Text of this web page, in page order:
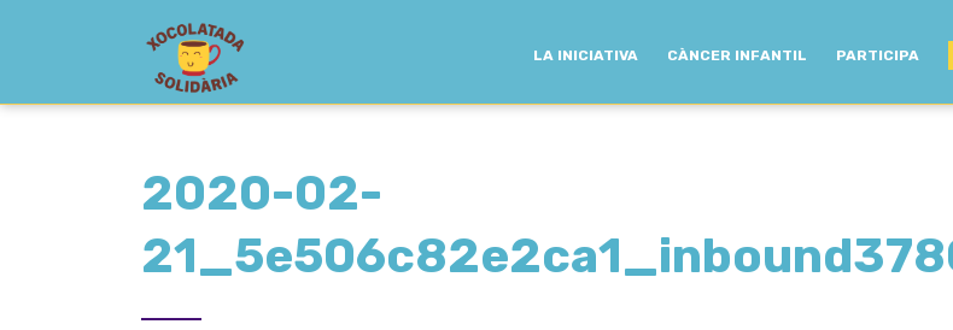
LA INICIATIVA CÀNCER INFANTIL PARTICIPA
2020-02-